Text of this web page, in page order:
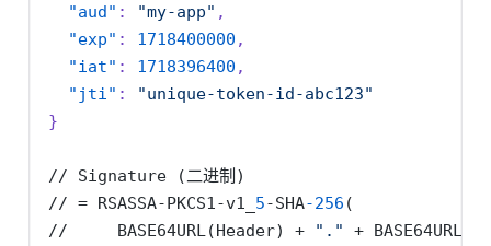
"aud" : "my-app" ,
"exp" : 1718400000 ,
"iat" : 1718396400 ,
"jti" :
"unique-token-id-abc123"
}
// Signature
(二进制)
// = RSASSA-PKCS1-v1_ 5-SHA-256 (
//
BASE64URL(Header) + "." +